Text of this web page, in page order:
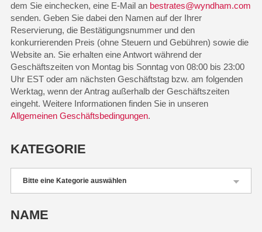
dem Sie einchecken, eine E-Mail an bestrates@wyndham.com
senden. Geben Sie dabei den Namen auf der Ihrer
Reservierung, die Bestätigungsnummer und den
konkurrierenden Preis (ohne Steuern und Gebühren) sowie die
Website an. Sie erhalten eine Antwort während der
Geschäftszeiten von Montag bis Sonntag von 08:00 bis 23:00
Uhr EST oder am nächsten Geschäftstag bzw. am folgenden
Werktag, wenn der Antrag außerhalb der Geschäftszeiten
eingeht. Weitere Informationen finden Sie in unseren
Allgemeinen Geschäftsbedingungen.
KATEGORIE
NAME